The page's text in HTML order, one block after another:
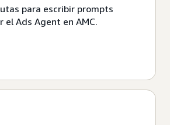
para escribir prompts
el Ads Agent en AMC.